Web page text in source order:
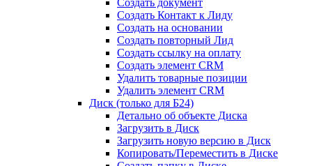
Создать документ
Создать Контакт к Лиду
Создать на основании
Создать повторный Лид
Создать ссылку на оплату
Создать элемент CRM
Удалить товарные позиции
Удалить элемент CRM
Диск (только для Б24)
Детально об объекте Диска
Загрузить в Диск
Загрузить новую версию в Диск
Копировать/Переместить в Диске